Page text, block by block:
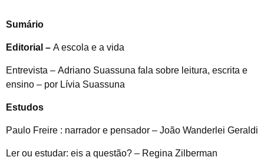
Sumário
Editorial – A escola e a vida
Entrevista – Adriano Suassuna fala sobre leitura, escrita e
ensino – por Lívia Suassuna
Estudos
Paulo Freire : narrador e pensador – João Wanderlei Geraldi
Ler ou estudar: eis a questão? – Regina Zilberman